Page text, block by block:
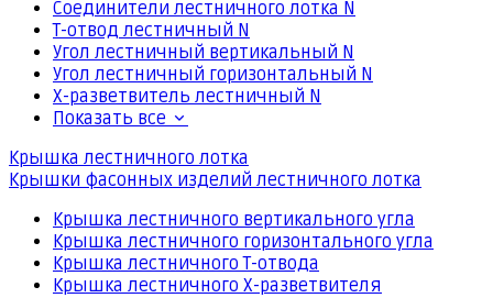
Соединители лестничного лотка N
Т-отвод лестничный N
Угол лестничный вертикальный N
Угол лестничный горизонтальный N
Х-разветвитель лестничный N
Показать все
Крышка лестничного лотка
Крышки фасонных изделий лестничного лотка
Крышка лестничного вертикального угла
Крышка лестничного горизонтального угла
Крышка лестничного Т-отвода
Крышка лестничного Х-разветвителя